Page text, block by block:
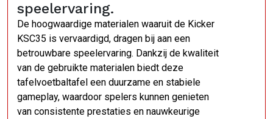
speelervaring.
De hoogwaardige materialen waaruit de Kicker
KSC35 is vervaardigd, dragen bij aan een
betrouwbare speelervaring. Dankzij de kwaliteit
van de gebruikte materialen biedt deze
tafelvoetbaltafel een duurzame en stabiele
gameplay, waardoor spelers kunnen genieten
van consistente prestaties en nauwkeurige